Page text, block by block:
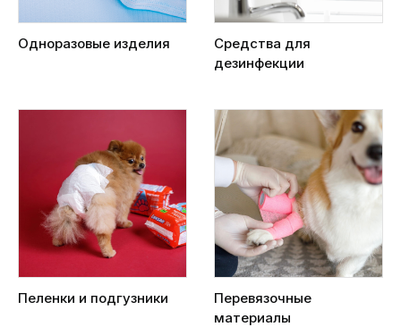
Одноразовые изделия
Средства для
дезинфекции
Пеленки и подгузники
Перевязочные
материалы